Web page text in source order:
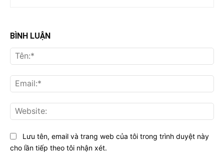
BÌNH LUẬN
Lưu tên, email và trang web của tôi trong trình duyệt này
cho lần tiếp theo tôi nhận xét.